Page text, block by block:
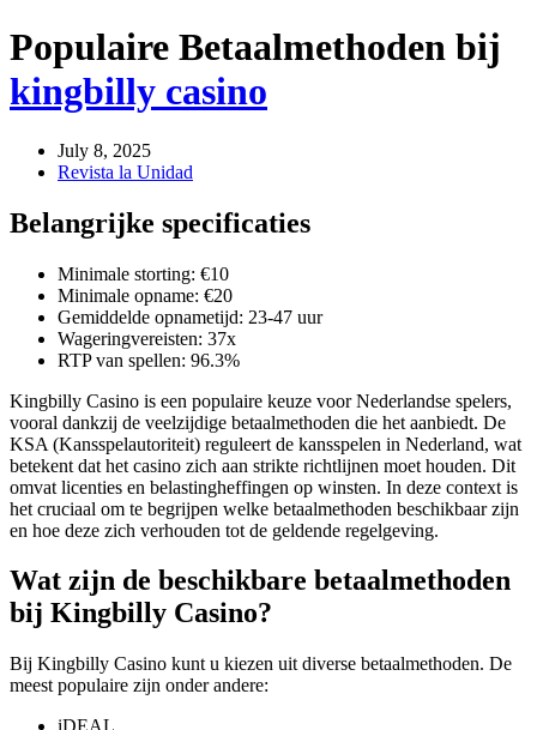
Populaire Betaalmethoden bij
kingbilly casino
July 8, 2025
Revista la Unidad
Belangrijke specificaties
Minimale storting: €10
Minimale opname: €20
Gemiddelde opnametijd: 23-47 uur
Wageringvereisten: 37x
RTP van spellen: 96.3%
Kingbilly Casino is een populaire keuze voor Nederlandse spelers,
vooral dankzij de veelzijdige betaalmethoden die het aanbiedt. De
KSA (Kansspelautoriteit) reguleert de kansspelen in Nederland, wat
betekent dat het casino zich aan strikte richtlijnen moet houden. Dit
omvat licenties en belastingheffingen op winsten. In deze context is
het cruciaal om te begrijpen welke betaalmethoden beschikbaar zijn
en hoe deze zich verhouden tot de geldende regelgeving.
Wat zijn de beschikbare betaalmethoden
bij Kingbilly Casino?
Bij Kingbilly Casino kunt u kiezen uit diverse betaalmethoden. De
meest populaire zijn onder andere: